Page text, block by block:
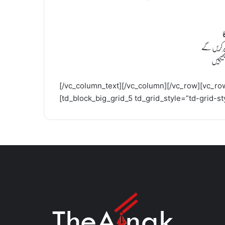
کریں گے
[/vc_column_text][/vc_column][/
[td_block_big_grid_5 td_grid_style=”td-grid-